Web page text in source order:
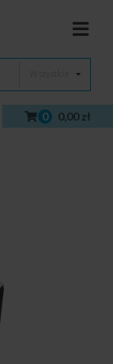
0 0,00 zł
Zaślepki /